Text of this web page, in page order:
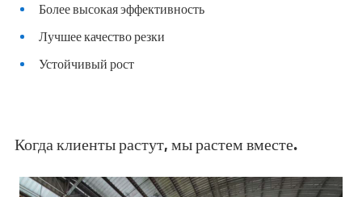
Более высокая эффективность
Лучшее качество резки
Устойчивый рост
Когда клиенты растут, мы растем вместе.